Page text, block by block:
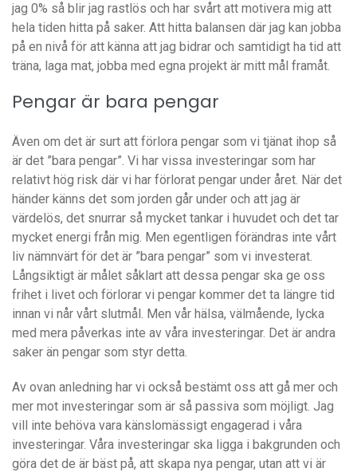
jag 0% så blir jag rastlös och har svårt att motivera mig att
hela tiden hitta på saker. Att hitta balansen där jag kan jobba
på en nivå för att känna att jag bidrar och samtidigt ha tid att
träna, laga mat, jobba med egna projekt är mitt mål framåt.
Pengar är bara pengar
Även om det är surt att förlora pengar som vi tjänat ihop så
är det ”bara pengar”. Vi har vissa investeringar som har
relativt hög risk där vi har förlorat pengar under året. När det
händer känns det som jorden går under och att jag är
värdelös, det snurrar så mycket tankar i huvudet och det tar
mycket energi från mig. Men egentligen förändras inte vårt
liv nämnvärt för det är ”bara pengar” som vi investerat.
Långsiktigt är målet såklart att dessa pengar ska ge oss
frihet i livet och förlorar vi pengar kommer det ta längre tid
innan vi når vårt slutmål. Men vår hälsa, välmående, lycka
med mera påverkas inte av våra investeringar. Det är andra
saker än pengar som styr detta.
Av ovan anledning har vi också bestämt oss att gå mer och
mer mot investeringar som är så passiva som möjligt. Jag
vill inte behöva vara känslomässigt engagerad i våra
investeringar. Våra investeringar ska ligga i bakgrunden och
göra det de är bäst på, att skapa nya pengar, utan att vi är